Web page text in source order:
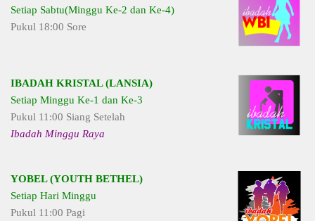
Setiap Sabtu(Minggu Ke-2 dan Ke-4)
Pukul 18:00 Sore
IBADAH KRISTAL (LANSIA)
Setiap Minggu Ke-1 dan Ke-3
Pukul 11:00 Siang Setelah
Ibadah Minggu Raya
YOBEL (YOUTH BETHEL)
Setiap Hari Minggu
Pukul 11:00 Pagi